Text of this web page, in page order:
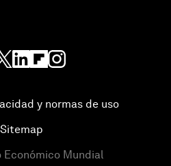
y normas de uso
Sitemap
Económico Mundial